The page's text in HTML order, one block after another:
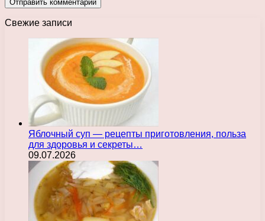
Свежие записи
Яблочный суп — рецепты приготовления, польза
для здоровья и секреты…
09.07.2026